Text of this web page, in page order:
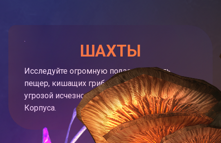
ШАХТЫ
Исследуйте огромную подземную сеть
пещер, кишащих грибами и находящихся под
угрозой исчезновения из-за действий
Корпуса.